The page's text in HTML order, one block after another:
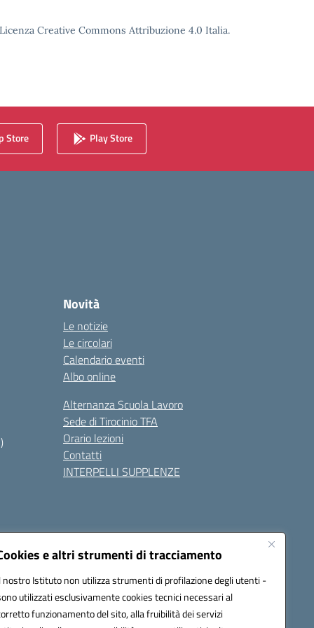
e altri strumenti di tracciamento
nostro Istituto non utilizza strumenti di profilazione degli utenti -
utilizzati esclusivamente cookies tecnici necessari al
funzionamento del sito, alla fruibilità dei servizi
Creative Commons Attribuzione 4.0 Italia.
Store Play Store
Novità
Le notizie
Le circolari
Calendario eventi
Albo online
Alternanza Scuola Lavoro
Sede di Tirocinio TFA
Orario lezioni
Contatti
INTERPELLI SUPPLENZE